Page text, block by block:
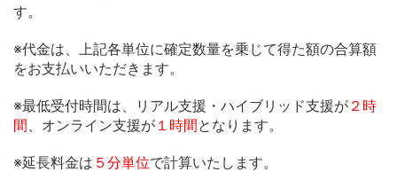
す。
※代金は、上記各単位に確定数量を乗じて得た額の合算額
をお支払いいただきます。
※最低受付時間は、リアル支援・ハイブリッド支援が ２時
間 、オンライン支援が １時間となります。
※延長料金は ５分単位で計算いたします。